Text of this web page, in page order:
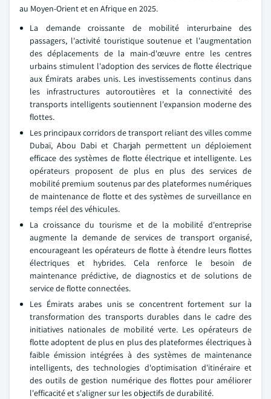
au Moyen-Orient et en Afrique en 2025.
La demande croissante de mobilité interurbaine des
passagers, l'activité touristique soutenue et l'augmentation
des déplacements de la main-d'œuvre entre les centres
urbains stimulent l'adoption des services de flotte électrique
aux Émirats arabes unis. Les investissements continus dans
les infrastructures autoroutières et la connectivité des
transports intelligents soutiennent l'expansion moderne des
flottes.
Les principaux corridors de transport reliant des villes comme
Dubaï, Abou Dabi et Charjah permettent un déploiement
efficace des systèmes de flotte électrique et intelligente. Les
opérateurs proposent de plus en plus des services de
mobilité premium soutenus par des plateformes numériques
de maintenance de flotte et des systèmes de surveillance en
temps réel des véhicules.
La croissance du tourisme et de la mobilité d'entreprise
augmente la demande de services de transport organisé,
encourageant les opérateurs de flotte à étendre leurs flottes
électriques et hybrides. Cela renforce le besoin de
maintenance prédictive, de diagnostics et de solutions de
service de flotte connectées.
Les Émirats arabes unis se concentrent fortement sur la
transformation des transports durables dans le cadre des
initiatives nationales de mobilité verte. Les opérateurs de
flotte adoptent de plus en plus des plateformes électriques à
faible émission intégrées à des systèmes de maintenance
intelligents, des technologies d'optimisation d'itinéraire et
des outils de gestion numérique des flottes pour améliorer
l'efficacité et s'aligner sur les objectifs de durabilité.